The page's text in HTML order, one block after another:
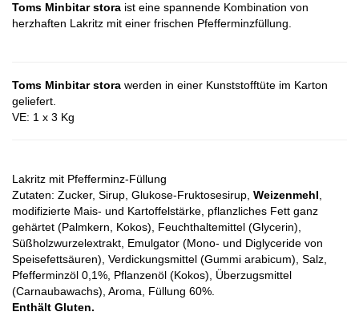
Toms Minbitar stora​ ist eine spannende Kombination von
herzhaften Lakritz mit einer frischen Pfefferminzfüllung.
Toms Minbitar stora werden in einer Kunststofftüte im Karton
geliefert.
VE: 1 x 3 Kg
Lakritz mit Pfefferminz-Füllung
Zutaten: Zucker, Sirup, Glukose-Fruktosesirup, Weizenmehl
modifizierte Mais- und Kartoffelstärke, pflanzliches Fett ganz
gehärtet (Palmkern, Kokos), Feuchthaltemittel (Glycerin),
Süßholzwurzelextrakt, Emulgator (Mono- und Diglyceride von
Speisefettsäuren), Verdickungsmittel (Gummi arabicum), Salz,
Pfefferminzöl 0,1%, Pflanzenöl (Kokos), Überzugsmittel
(Carnaubawachs), Aroma, Füllung 60%.
Enthält Gluten.